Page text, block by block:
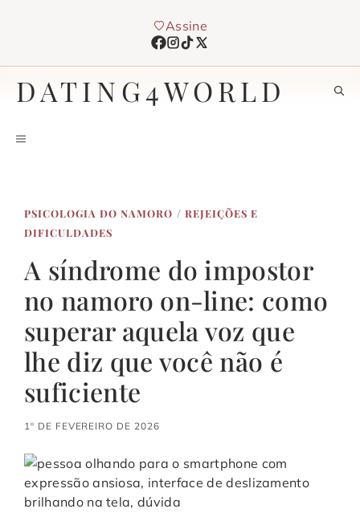
conteúdo
Assine
DATING4WORLD
MENU
PSICOLOGIA DO NAMORO / REJEIÇÕES E
DIFICULDADES
A síndrome do impostor
no namoro on-line: como
superar aquela voz que
lhe diz que você não é
suficiente
1º DE FEVEREIRO DE 2026